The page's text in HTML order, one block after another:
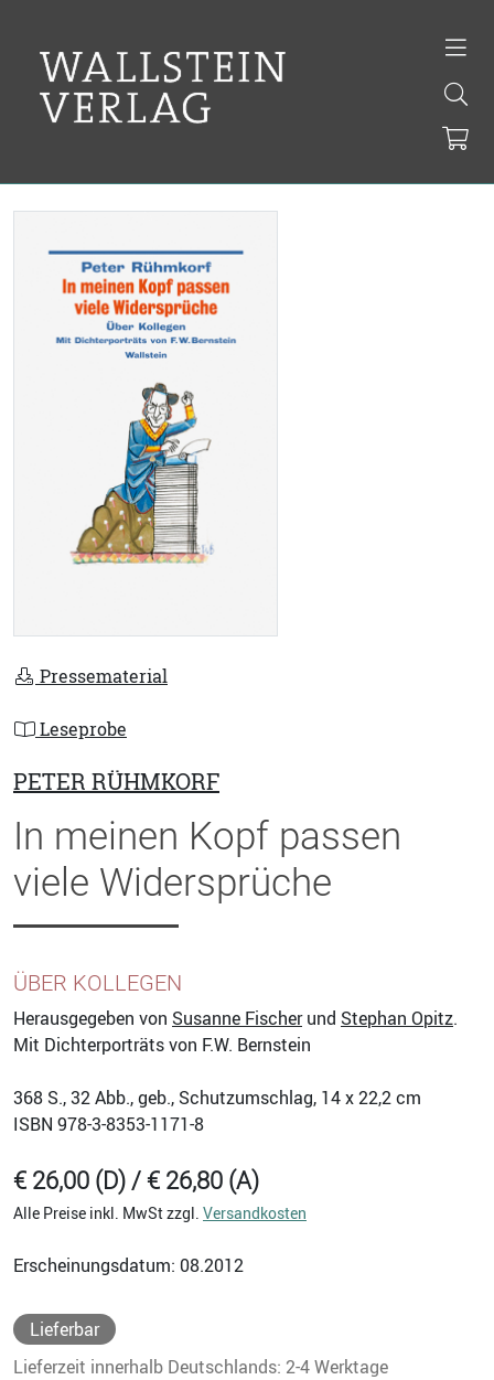
Pressematerial
Leseprobe
PETER RÜHMKORF
In meinen Kopf passen
viele Widersprüche
ÜBER KOLLEGEN
Herausgegeben von Susanne Fischerund Stephan Opitz.
Mit Dichterporträts von F.W. Bernstein
368 S., 32 Abb., geb., Schutzumschlag, 14 x 22,2 cm
ISBN 978-3-8353-1171-8
€ 26,00 (D) / € 26,80 (A)
Alle Preise inkl. MwSt zzgl. Versandkosten
Erscheinungsdatum: 08.2012
Lieferbar
Lieferzeit innerhalb Deutschlands: 2-4 Werktage